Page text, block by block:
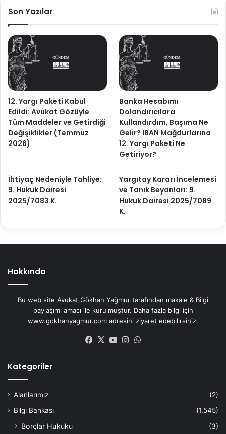
Son Yazılar
12. Yargı Paketi Kabul
Edildi: Avukat Gözüyle
Tüm Maddeler ve Getirdiği
Değişiklikler (Temmuz
2026)
Banka Hesabımı
Dolandırıcılara
Kullandırdım, Başıma Ne
Gelir? IBAN Mağdurlarına
12. Yargı Paketi Ne
Getiriyor?
İhtiyaç Nedeniyle Tahliye:
9. Hukuk Dairesi
2025/7083 K.
Yargıtay Kararı İncelemesi
ve Tanık Beyanları: 9.
Hukuk Dairesi 2025/7089
K.
Hakkında
Bu web site Avukat Gökhan Yağmur tarafından makale & Bilgi
paylaşımı amacı ile kurulmuştur. Daha fazla bilgi için
www.gokhanyagmur.com adresini ziyaret edebilirsiniz.
Facebook
X YouTubeInstagram
Kategoriler
Alanlarımız
(2)
Bilgi Bankası
(1.545)
Borçlar Hukuku
(3)